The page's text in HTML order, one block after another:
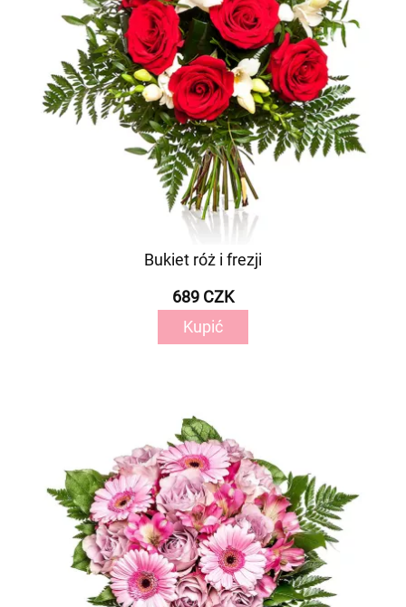
Bukiet róż i frezji
689 CZK
Kupić